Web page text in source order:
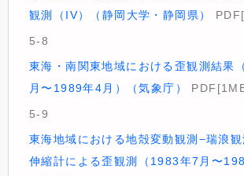
観測（IV）（静岡大学・静岡県）
5-8
東海・南関東地域における歪観測結果
月〜1989年4月）（気象庁）
5-9
東海地域における地殻変動観測−瑞浪
伸縮計による歪観測（1983年7月〜